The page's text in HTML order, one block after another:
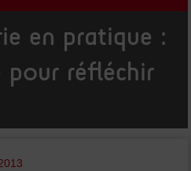
en pratique :
pour réfléchir